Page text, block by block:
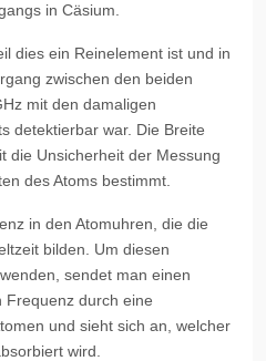
in Cäsium.
dies ein Reinelement ist und in
zwischen den beiden
mit den damaligen
detektierbar war. Die Breite
die Unsicherheit der Messung
des Atoms bestimmt.
in den Atomuhren, die die
bilden. Um diesen
sendet man einen
Frequenz durch eine
und sieht sich an, welcher
wird.